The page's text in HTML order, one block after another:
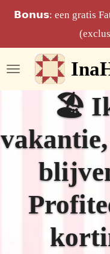
Ga
de
hoofdinhoud
𝗕𝗼𝗻𝘂𝘀: een gratis
🏖️ Ik